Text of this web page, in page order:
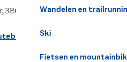
Wandelen en
Ski
Fietsen en
38660 Saint-Vincent-de-